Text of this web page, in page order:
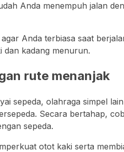
Anda menempuh jalan
Anda terbiasa saat
dan kadang menurun.
rute menanjak
sepeda, olahraga simpel
Secara bertahap,
sepeda.
otot kaki serta